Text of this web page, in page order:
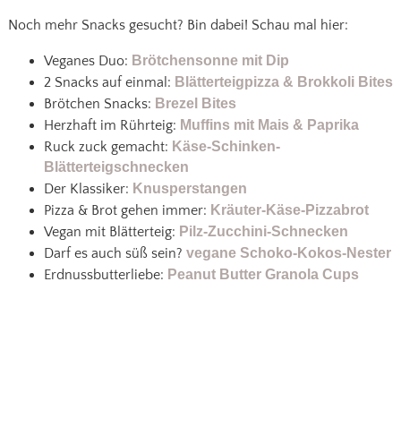
Noch mehr Snacks gesucht? Bin dabei! Schau mal hier:
Veganes Duo: Brötchensonne mit Dip
2 Snacks auf einmal: Blätterteigpizza & Brokkoli Bites
Brötchen Snacks: Brezel Bites
Herzhaft im Rührteig: Muffins mit Mais & Paprika
Ruck zuck gemacht: Käse-Schinken-
Blätterteigschnecken
Der Klassiker: Knusperstangen
Pizza & Brot gehen immer: Kräuter-Käse-Pizzabrot
Vegan mit Blätterteig: Pilz-Zucchini-Schnecken
Darf es auch süß sein? vegane Schoko-Kokos-Nester
Erdnussbutterliebe: Peanut Butter Granola Cups